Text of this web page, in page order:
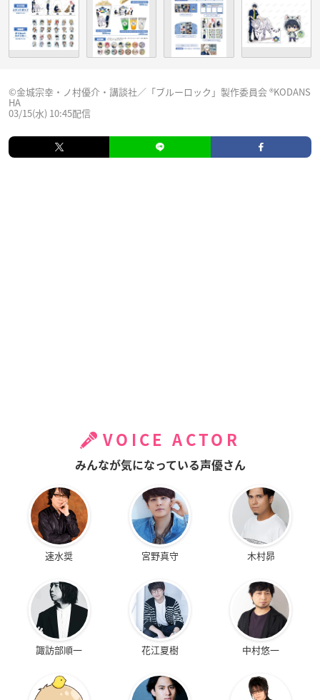
©金城宗幸・ノ村優介・講談社／「ブルーロック」製作委員会 ®KODANS
HA
03/15(水) 10:45配信
VOICE ACTOR
みんなが気になっている声優さん
速水奨 宮野真守 木村昴
諏訪部順一 花江夏樹 中村悠一